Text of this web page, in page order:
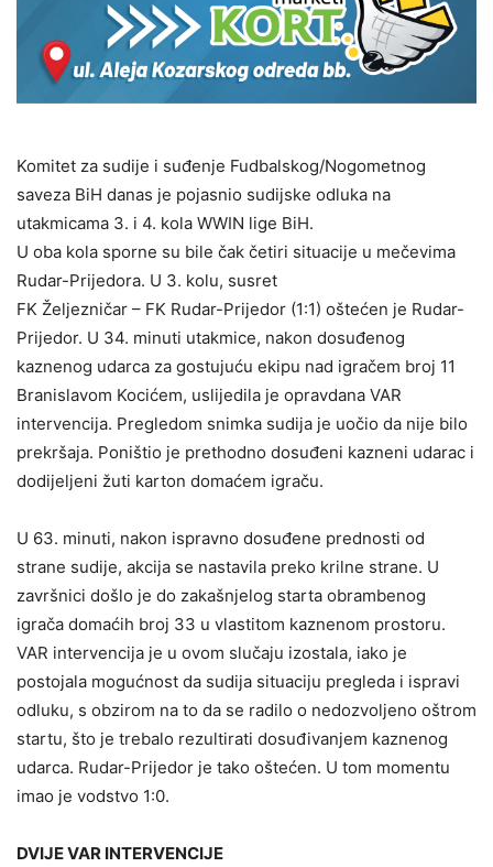
Komitet za sudije i suđenje Fudbalskog/Nogometnog
saveza BiH danas je pojasnio sudijske odluka na
utakmicama 3. i 4. kola WWIN lige BiH.
U oba kola sporne su bile čak četiri situacije u mečevima
Rudar-Prijedora. U 3. kolu, susret
FK Željezničar – FK Rudar-Prijedor (1:1) oštećen je Rudar-
Prijedor. U 34. minuti utakmice, nakon dosuđenog
kaznenog udarca za gostujuću ekipu nad igračem broj 11
Branislavom Kocićem, uslijedila je opravdana VAR
intervencija. Pregledom snimka sudija je uočio da nije bilo
prekršaja. Poništio je prethodno dosuđeni kazneni udarac i
dodijeljeni žuti karton domaćem igraču.
U 63. minuti, nakon ispravno dosuđene prednosti od
strane sudije, akcija se nastavila preko krilne strane. U
završnici došlo je do zakašnjelog starta obrambenog
igrača domaćih broj 33 u vlastitom kaznenom prostoru.
VAR intervencija je u ovom slučaju izostala, iako je
postojala mogućnost da sudija situaciju pregleda i ispravi
odluku, s obzirom na to da se radilo o nedozvoljeno oštrom
startu, što je trebalo rezultirati dosuđivanjem kaznenog
udarca. Rudar-Prijedor je tako oštećen. U tom momentu
imao je vodstvo 1:0.
DVIJE VAR INTERVENCIJE